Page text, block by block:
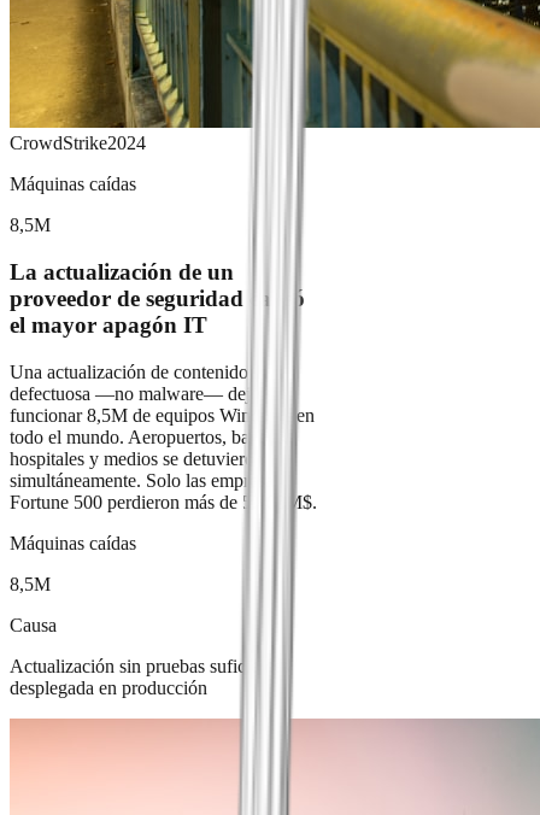
CrowdStrike2024
Máquinas caídas
8,5M
La actualización de un
proveedor de seguridad causó
el mayor apagón IT
Una actualización de contenido
defectuosa —no malware— dejó sin
funcionar 8,5M de equipos Windows en
todo el mundo. Aeropuertos, bancos,
hospitales y medios se detuvieron
simultáneamente. Solo las empresas
Fortune 500 perdieron más de 5.400M$.
Máquinas caídas
8,5M
Causa
Actualización sin pruebas suficientes
desplegada en producción